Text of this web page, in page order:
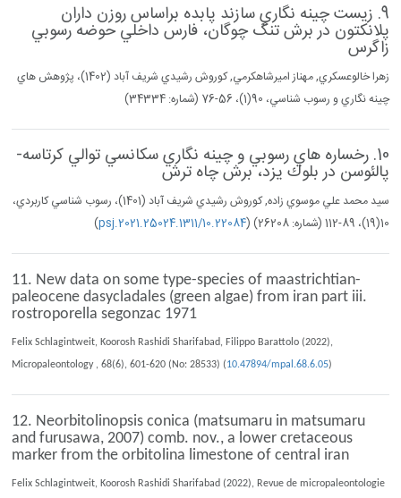
9. زيست چينه نگاري سازند پابده براساس روزن داران
پلانكتون در برش تنگ چوگان، فارس داخلي حوضه رسوبي
زاگرس
زهرا خالوعسكري, مهناز اميرشاهكرمي, كوروش رشيدي شريف آباد (1402)، پژوهش هاي
چينه نگاري و رسوب شناسي، 90(1)، 56-76 (شماره: 34334)
10. رخساره هاي رسوبي و چينه نگاري سكانسي توالي كرتاسه-
پالئوسن در بلوك يزد، برش چاه ترش
سيد محمد علي موسوي زاده, كوروش رشيدي شريف آباد (1401)، رسوب شناسي كاربردي،
10(19)، 89-112 (شماره: 26208) (
10.22084/psj.2021.25024.1311
)
11. New data on some type-species of maastrichtian-
paleocene dasycladales (green algae) from iran part iii.
rostroporella segonzac 1971
Felix Schlagintweit, Koorosh Rashidi Sharifabad, Filippo Barattolo (2022),
Micropaleontology , 68(6), 601-620 (No: 28533) (10.47894/mpal.68.6.05)
12. Neorbitolinopsis conica (matsumaru in matsumaru
and furusawa, 2007) comb. nov., a lower cretaceous
marker from the orbitolina limestone of central iran
Felix Schlagintweit, Koorosh Rashidi Sharifabad (2022), Revue de micropaleontologie